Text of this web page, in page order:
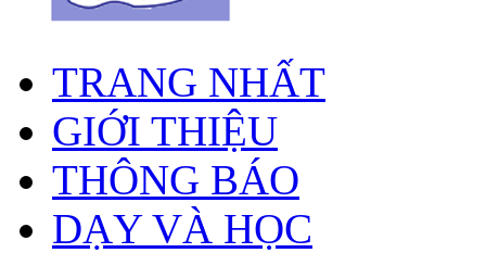
TRANG NHẤT
GIỚI THIỆU
THÔNG BÁO
DẠY VÀ HỌC